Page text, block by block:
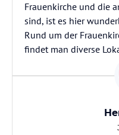
Frauenkirche und die
sind, ist es hier
Rund um der
findet man diverse